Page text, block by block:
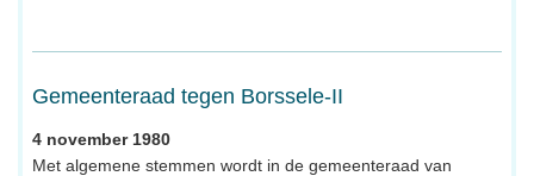
Gemeenteraad tegen Borssele-II
4 november 1980
Met algemene stemmen wordt in de gemeenteraad van